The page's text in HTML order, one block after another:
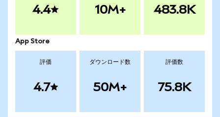
4.4 10M+ 483.8K
App Store
評価
4.7
ダウンロード数
50M+
評価数
75.8K